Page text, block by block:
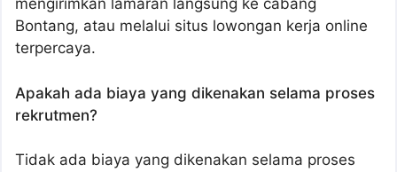
mengirimkan lamaran langsung ke cabang
Bontang, atau melalui situs lowongan kerja online
terpercaya.
Apakah ada biaya yang dikenakan selama proses
rekrutmen?
Tidak ada biaya yang dikenakan selama proses